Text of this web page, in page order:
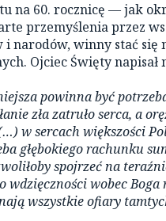
na 60. rocznicę — jak
przemyślenia przez
narodów, winny stać się
Ojciec Święty napisał
powinna być
zła zatruło serca, a
w sercach większości
głębokiego rachunku
spojrzeć na
wdzięczności wobec Boga
wszystkie ofiary